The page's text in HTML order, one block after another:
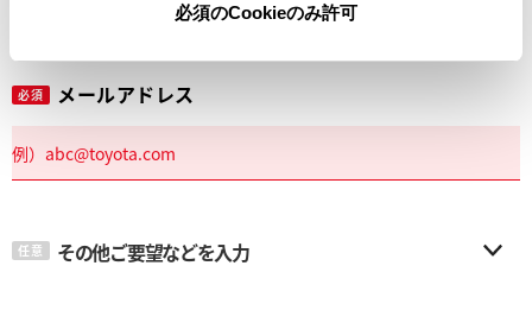
必須のCookieのみ許可
必須 メールアドレス
任意 その他ご要望などを入力